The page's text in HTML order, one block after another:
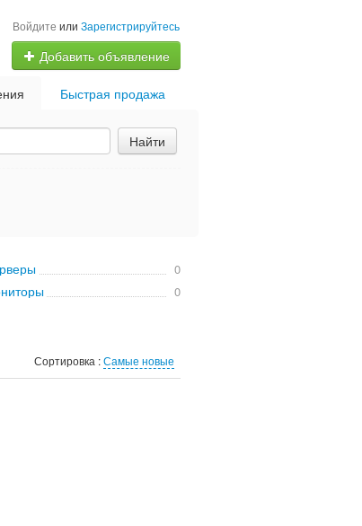
Войдите или Зарегистрируйтесь
Добавить объявление
Быстрая продажа
Найти
0
0
Сортировка :Самые новые